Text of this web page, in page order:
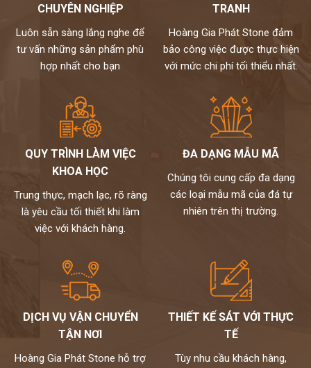
khách hàng vui lòng liên hệ trực tiếp tới số hotline:
0972101656 – 0946916986. Hoàng gia phát luôn sẵn
sằng tư vấn và hỗ trợ khách hàng 24/7. Rất mong được
chung tay làm đẹp cho ngôi nhà của bạn!
CHUYÊN NGHIỆP
Luôn sẵn sàng lắng nghe để
tư vấn những sản phẩm phù
hợp nhất cho bạn
TRANH
Hoàng Gia Phát Stone đảm
bảo công việc được thực hiện
với mức chi phí tối thiểu nhất.
QUY TRÌNH LÀM VIỆC
KHOA HỌC
Trung thực, mạch lạc, rõ ràng
là yêu cầu tối thiết khi làm
việc với khách hàng.
ĐA DẠNG MẪU MÃ
Chúng tôi cung cấp đa dạng
các loại mẫu mã của đá tự
nhiên trên thị trường.
DỊCH VỤ VẬN CHUYỂN
TẬN NƠI
Hoàng Gia Phát Stone hỗ trợ
THIẾT KẾ SÁT VỚI THỰC
TẾ
Tùy nhu cầu khách hàng,